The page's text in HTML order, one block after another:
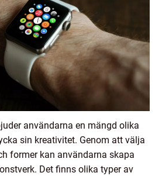
användarna en mängd olika
sin kreativitet. Genom att välja
former kan användarna skapa
Det finns olika typer av